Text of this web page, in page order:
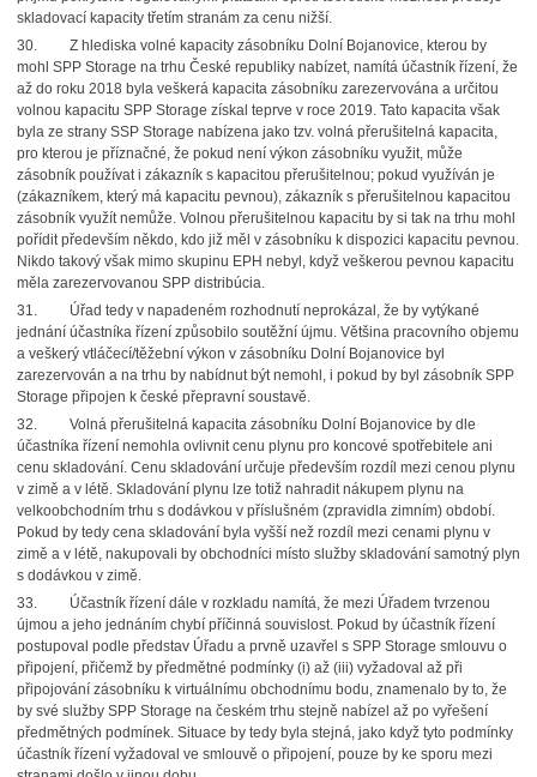
skladovací kapacity třetím stranám za cenu nižší.
30. Z hlediska volné kapacity zásobníku Dolní Bojanovice, kterou by
mohl SPP Storage na trhu České republiky nabízet, namítá účastník řízení, že
až do roku 2018 byla veškerá kapacita zásobníku zarezervována a určitou
volnou kapacitu SPP Storage získal teprve v roce 2019. Tato kapacita však
byla ze strany SSP Storage nabízena jako tzv. volná přerušitelná kapacita,
pro kterou je příznačné, že pokud není výkon zásobníku využit, může
zásobník používat i zákazník s kapacitou přerušitelnou; pokud využíván je
(zákazníkem, který má kapacitu pevnou), zákazník s přerušitelnou kapacitou
zásobník využít nemůže. Volnou přerušitelnou kapacitu by si tak na trhu mohl
pořídit především někdo, kdo již měl v zásobníku k dispozici kapacitu pevnou.
Nikdo takový však mimo skupinu EPH nebyl, když veškerou pevnou kapacitu
měla zarezervovanou SPP distribúcia.
31. Úřad tedy v napadeném rozhodnutí neprokázal, že by vytýkané
jednání účastníka řízení způsobilo soutěžní újmu. Většina pracovního objemu
a veškerý vtláčecí/těžební výkon v zásobníku Dolní Bojanovice byl
zarezervován a na trhu by nabídnut být nemohl, i pokud by byl zásobník SPP
Storage připojen k české přepravní soustavě.
32. Volná přerušitelná kapacita zásobníku Dolní Bojanovice by dle
účastníka řízení nemohla ovlivnit cenu plynu pro koncové spotřebitele ani
cenu skladování. Cenu skladování určuje především rozdíl mezi cenou plynu
v zimě a v létě. Skladování plynu lze totiž nahradit nákupem plynu na
velkoobchodním trhu s dodávkou v příslušném (zpravidla zimním) období.
Pokud by tedy cena skladování byla vyšší než rozdíl mezi cenami plynu v
zimě a v létě, nakupovali by obchodníci místo služby skladování samotný plyn
s dodávkou v zimě.
33. Účastník řízení dále v rozkladu namítá, že mezi Úřadem tvrzenou
újmou a jeho jednáním chybí příčinná souvislost. Pokud by účastník řízení
postupoval podle představ Úřadu a prvně uzavřel s SPP Storage smlouvu o
připojení, přičemž by předmětné podmínky (i) až (iii) vyžadoval až při
připojování zásobníku k virtuálnímu obchodnímu bodu, znamenalo by to, že
by své služby SPP Storage na českém trhu stejně nabízel až po vyřešení
předmětných podmínek. Situace by tedy byla stejná, jako když tyto podmínky
účastník řízení vyžadoval ve smlouvě o připojení, pouze by ke sporu mezi